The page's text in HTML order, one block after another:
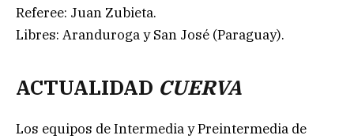
Referee: Juan Zubieta.
Libres: Aranduroga y San José (Paraguay).
ACTUALIDAD CUERVA
Los equipos de Intermedia y Preintermedia de